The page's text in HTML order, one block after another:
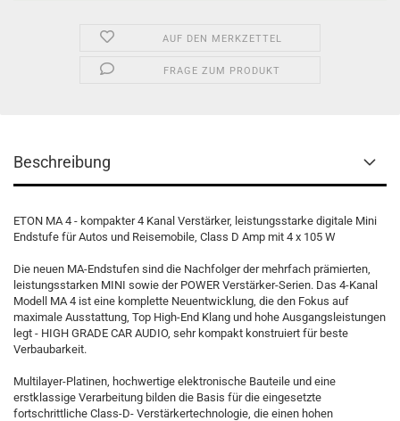
AUF DEN MERKZETTEL
FRAGE ZUM PRODUKT
Beschreibung
ETON MA 4 - kompakter 4 Kanal Verstärker, leistungsstarke digitale Mini
Endstufe für Autos und Reisemobile, Class D Amp mit 4 x 105 W
Die neuen MA-Endstufen sind die Nachfolger der mehrfach prämierten,
leistungsstarken MINI sowie der POWER Verstärker-Serien. Das 4-Kanal
Modell MA 4 ist eine komplette Neuentwicklung, die den Fokus auf
maximale Ausstattung, Top High-End Klang und hohe Ausgangsleistungen
legt - HIGH GRADE CAR AUDIO, sehr kompakt konstruiert für beste
Verbaubarkeit.
Multilayer-Platinen, hochwertige elektronische Bauteile und eine
erstklassige Verarbeitung bilden die Basis für die eingesetzte
fortschrittliche Class-D- Verstärkertechnologie, die einen hohen